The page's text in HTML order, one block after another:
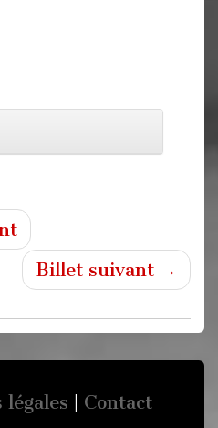
Billet suivant →
légales Contact